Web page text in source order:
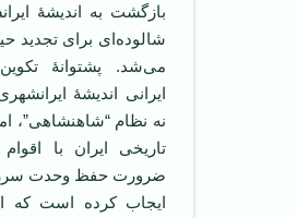
بازگشت به اندیشۀ
شالوده‌ای برای تجدید
می‌شد. پشتوانۀ
ایرانی اندیشۀ
نه نظام “شاهنشاهی”،
تاریخی ایران با
ضرورت حفظ وحدت
ایجاب کرده است که